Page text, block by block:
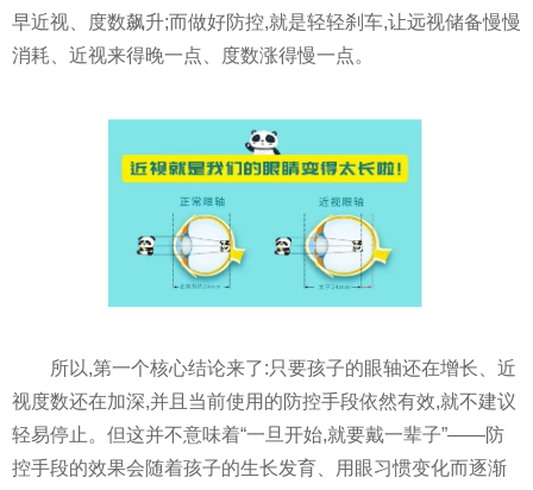
早近视、度数飙升;而做好防控,就是轻轻刹车,让远视储备慢慢
消耗、近视来得晚一点、度数涨得慢一点。
所以,第一个核心结论来了:只要孩子的眼轴还在增长、近
视度数还在加深,并且当前使用的防控手段依然有效,就不建议
轻易停止。但这并不意味着“一旦开始,就要戴一辈子”——防
控手段的效果会随着孩子的生长发育、用眼习惯变化而逐渐